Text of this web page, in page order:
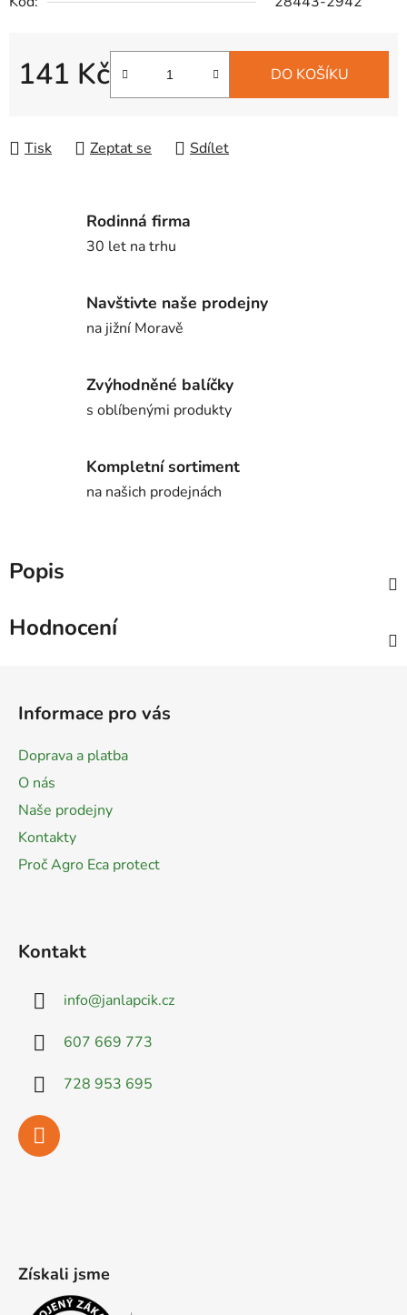
141 Kč DO KOŠÍKU
Tisk Zeptat se Sdílet
Rodinná firma
30 let na trhu
Navštivte naše prodejny
na jižní Moravě
Zvýhodněné balíčky
s oblíbenými produkty
Kompletní sortiment
na našich prodejnách
Popis
Hodnocení
Informace pro vás
Doprava a platba
O nás
Naše prodejny
Kontakty
Proč Agro Eca protect
Kontakt
info@janlapcik.cz
607 669 773
728 953 695
Získali jsme